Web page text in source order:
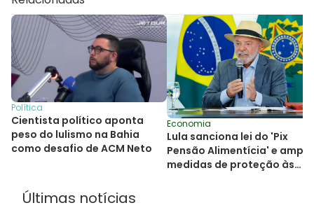
Política
Cientista político aponta
peso do lulismo na Bahia
como desafio de ACM Neto
Economia
Lula sanciona lei do 'Pix
Pensão Alimentícia' e
medidas de proteção às
Últimas notícias